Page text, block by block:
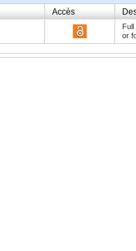
Accès
or